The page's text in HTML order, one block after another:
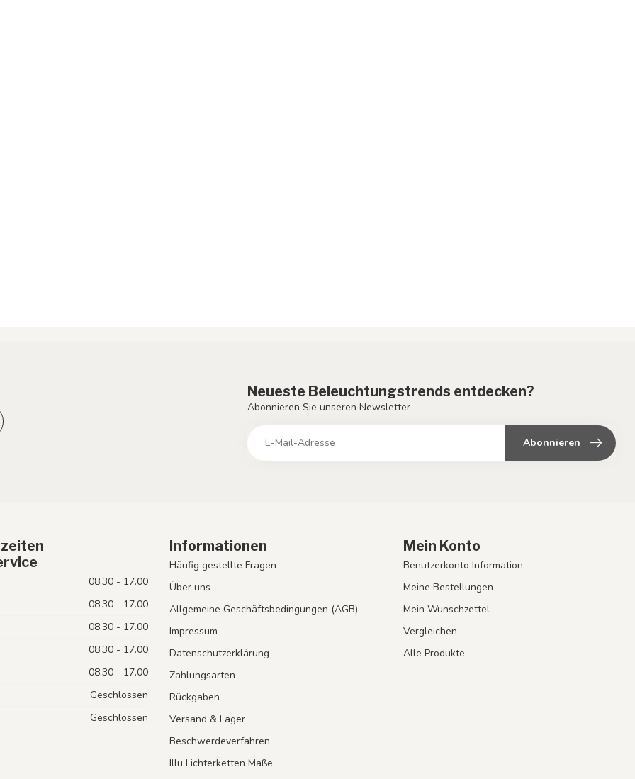
Neueste Beleuchtungstrends entdecken?
Abonnieren Sie unseren Newsletter
Abonnieren
08.30 - 17.00
08.30 - 17.00
08.30 - 17.00
08.30 - 17.00
08.30 - 17.00
Geschlossen
Geschlossen
Informationen
Häufig gestellte Fragen
Über uns
Allgemeine Geschäftsbedingungen (AGB)
Impressum
Datenschutzerklärung
Zahlungsarten
Rückgaben
Versand & Lager
Beschwerdeverfahren
Illu Lichterketten Maße
Mein Konto
Benutzerkonto Information
Meine Bestellungen
Mein Wunschzettel
Vergleichen
Alle Produkte